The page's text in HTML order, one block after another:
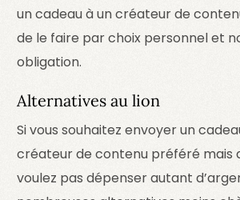
un cadeau à un créateur de
de le faire par choix personnel et
obligation.
Alternatives au lion
Si vous souhaitez envoyer un
créateur de contenu préféré mais
voulez pas dépenser autant